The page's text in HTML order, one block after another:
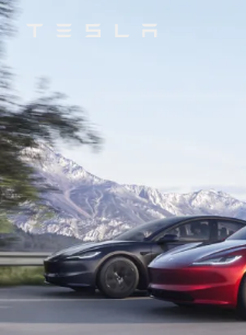
Tesla